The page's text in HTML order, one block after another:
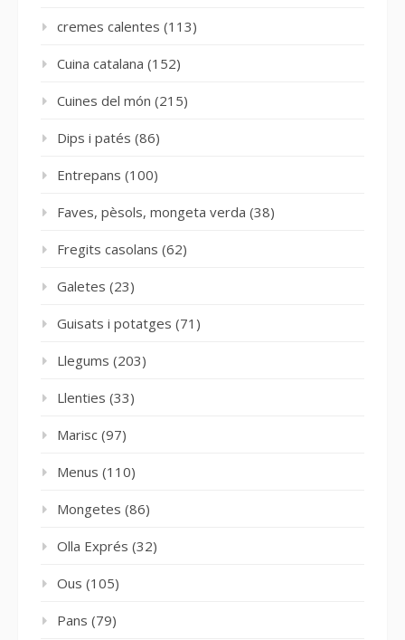
cremes calentes (113)
Cuina catalana (152)
Cuines del món (215)
Dips i patés (86)
Entrepans (100)
Faves, pèsols, mongeta verda (38)
Fregits casolans (62)
Galetes (23)
Guisats i potatges (71)
Llegums (203)
Llenties (33)
Marisc (97)
Menus (110)
Mongetes (86)
Olla Exprés (32)
Ous (105)
Pans (79)